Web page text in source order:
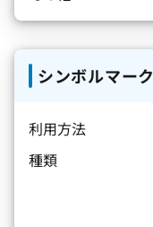
シンボルマーク
利用方法
種類